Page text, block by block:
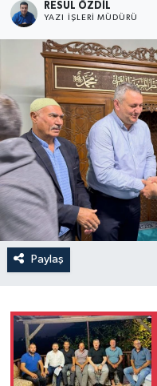
RESUL ÖZDIL
YAZI İŞLERI MÜDÜRÜ
Paylaş